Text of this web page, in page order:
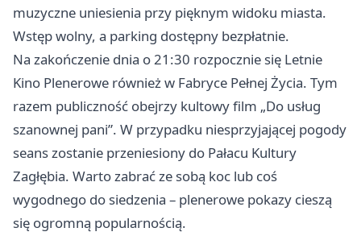
muzyczne uniesienia przy pięknym widoku miasta.
Wstęp wolny, a parking dostępny bezpłatnie.
Na zakończenie dnia o 21:30 rozpocznie się Letnie
Kino Plenerowe również w Fabryce Pełnej Życia. Tym
razem publiczność obejrzy kultowy film „Do usług
szanownej pani”. W przypadku niesprzyjającej pogody
seans zostanie przeniesiony do Pałacu Kultury
Zagłębia. Warto zabrać ze sobą koc lub coś
wygodnego do siedzenia – plenerowe pokazy cieszą
się ogromną popularnością.